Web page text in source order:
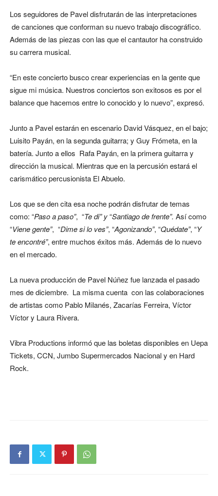
Los seguidores de Pavel disfrutarán de las interpretaciones
de canciones que conforman su nuevo trabajo discográfico.
Además de las piezas con las que el cantautor ha construido
su carrera musical.
“En este concierto busco crear experiencias en la gente que
sigue mi música. Nuestros conciertos son exitosos es por el
balance que hacemos entre lo conocido y lo nuevo”, expresó.
Junto a Pavel estarán en escenario David Vásquez, en el bajo;
Luisito Payán, en la segunda guitarra; y Guy Frómeta, en la
batería. Junto a ellos Rafa Payán, en la primera guitarra y
dirección la musical. Mientras que en la percusión estará el
carismático percusionista El Abuelo.
Los que se den cita esa noche podrán disfrutar de temas
como: “Paso a paso”, “Te di” y“Santiago de frente”. Así como
“Viene gente”, “Dime si lo ves”, “Agonizando”, “Quédate”, “Y
te encontré”, entre muchos éxitos más. Además de lo nuevo
en el mercado.
La nueva producción de Pavel Núñez fue lanzada el pasado
mes de diciembre. La misma cuenta con las colaboraciones
de artistas como Pablo Milanés, Zacarías Ferreira, Víctor
Víctor y Laura Rivera.
Vibra Productions informó que las boletas disponibles en Uepa
Tickets, CCN, Jumbo Supermercados Nacional y en Hard
Rock.